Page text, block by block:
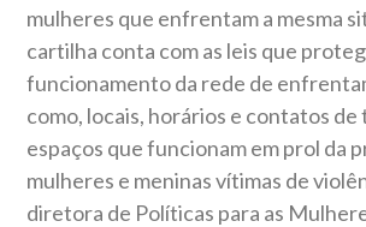
mulheres que enfrentam a mesma
cartilha conta com as leis que
funcionamento da rede de
como, locais, horários e contatos de
espaços que funcionam em prol da
mulheres e meninas vítimas de
diretora de Políticas para as